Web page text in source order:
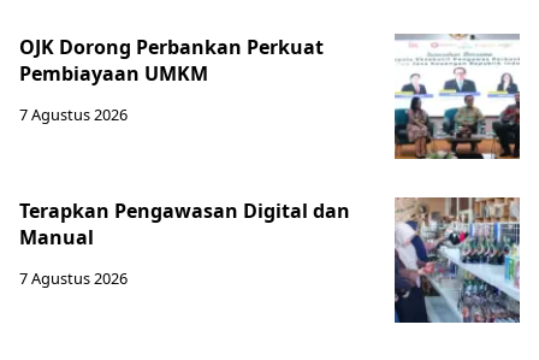
OJK Dorong Perbankan Perkuat
Pembiayaan UMKM
7 Agustus 2026
Terapkan Pengawasan Digital dan
Manual
7 Agustus 2026